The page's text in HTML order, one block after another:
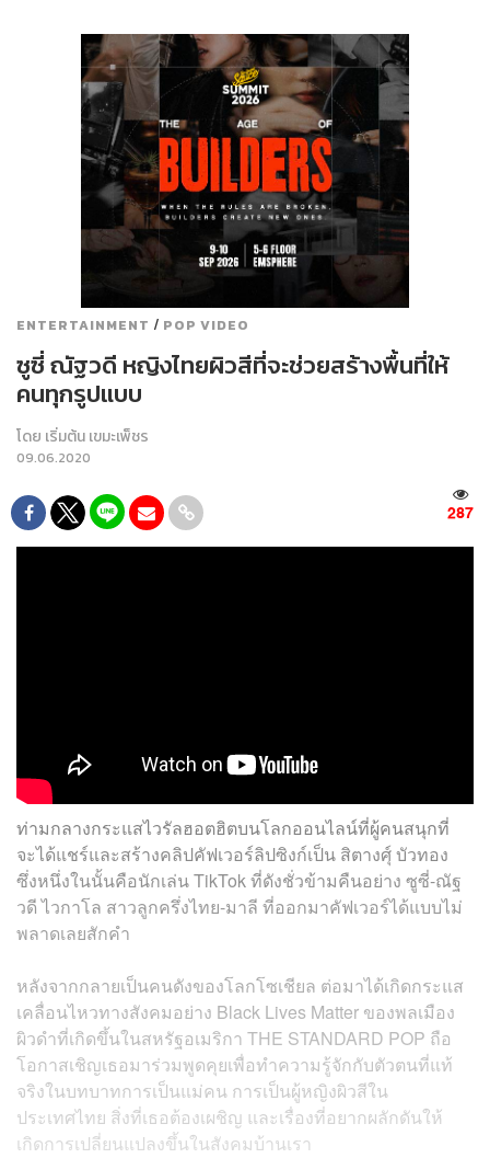
ENTERTAINMENT / POP VIDEO
ซูซี่ ณัฐวดี หญิงไทยผิวสีที่จะช่วยสร้างพื้นที่ให้
คนทุกรูปแบบ
โดย เริ่มต้น เขมะเพ็ชร
09.06.2020
287
ท่ามกลางกระแสไวรัลฮอตฮิตบนโลกออนไลน์ที่ผู้คนสนุกที่
จะได้แชร์และสร้างคลิปคัฟเวอร์ลิปซิงก์เป็น สิตางศุ์ บัวทอง
ซึ่งหนึ่งในนั้นคือนักเล่น TikTok ที่ดังชั่วข้ามคืนอย่าง ซูซี่-ณัฐ
วดี ไวกาโล สาวลูกครึ่งไทย-มาลี ที่ออกมาคัฟเวอร์ได้แบบไม่
พลาดเลยสักคำ
หลังจากกลายเป็นคนดังของโลกโซเชียล ต่อมาได้เกิดกระแส
เคลื่อนไหวทางสังคมอย่าง Black Lives Matter ของพลเมือง
ผิวดำที่เกิดขึ้นในสหรัฐอเมริกา THE STANDARD POP ถือ
โอกาสเชิญเธอมาร่วมพูดคุยเพื่อทำความรู้จักกับตัวตนที่แท้
จริงในบทบาทการเป็นแม่คน การเป็นผู้หญิงผิวสีใน
ประเทศไทย สิ่งที่เธอต้องเผชิญ และเรื่องที่อยากผลักดันให้
เกิดการเปลี่ยนแปลงขึ้นในสังคมบ้านเรา